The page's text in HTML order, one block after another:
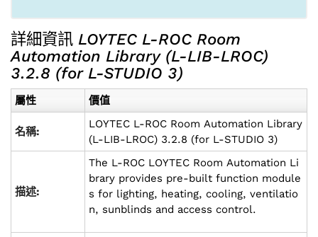
詳細資訊 LOYTEC L-ROC Room
Automation Library (L-LIB-LROC)
3.2.8 (for L-STUDIO 3)
屬性 價值
名稱:
LOYTEC L-ROC Room Automation Library
(L-LIB-LROC) 3.2.8 (for L-STUDIO 3)
描述:
The L-ROC LOYTEC Room Automation Li
brary provides pre-built function module
s for lighting, heating, cooling, ventilatio
n, sunblinds and access control.